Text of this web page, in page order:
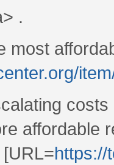
.
most
affordable
https://